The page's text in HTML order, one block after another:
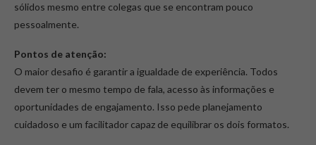
sólidos mesmo entre colegas que se encontram pouco
pessoalmente.
Pontos de atenção:
O maior desafio é garantir a igualdade de experiência. Todos
devem ter o mesmo tempo de fala, acesso às informações e
oportunidades de engajamento. Isso pede planejamento
cuidadoso e um facilitador capaz de equilibrar os dois formatos.